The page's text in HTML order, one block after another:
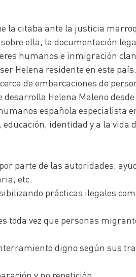
la citaba ante la justicia
ella, la documentación
humanos e inmigración
Helena residente en este
de embarcaciones de
Helena Maleno desde
española especialista
identidad y a la vida
parte de las autoridades,
etc.
prácticas ilegales
toda vez que personas
digno según sus